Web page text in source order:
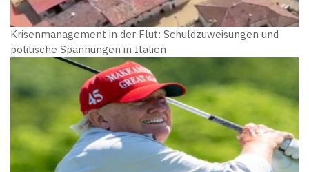
Krisenmanagement in der Flut: Schuldzuweisungen und
politische Spannungen in Italien